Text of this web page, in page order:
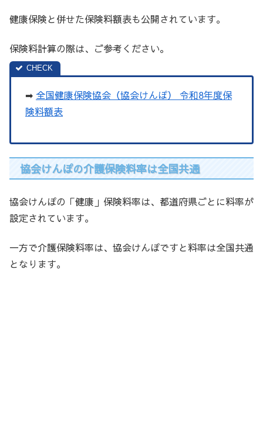
健康保険と併せた保険料額表も公開されています。
保険料計算の際は、ご参考ください。
➡ 全国健康保険協会（協会けんぽ） 令和8年度保
険料額表
協会けんぽの介護保険料率は全国共通
協会けんぽの「健康」保険料率は、都道府県ごとに料率が
設定されています。
一方で介護保険料率は、協会けんぽですと料率は全国共通
となります。